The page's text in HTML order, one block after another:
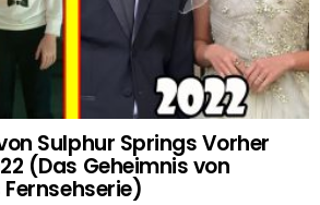
Sulphur Springs Vorher
(Das Geheimnis von